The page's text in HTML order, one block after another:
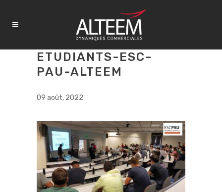
ETUDIANTS-ESC-
PAU-ALTEEM
09 août, 2022